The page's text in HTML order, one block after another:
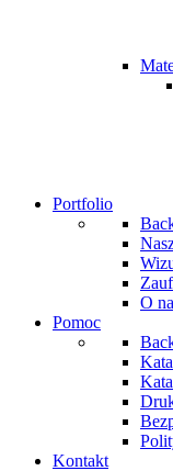
Portfolio
O
Pomoc
Kontakt